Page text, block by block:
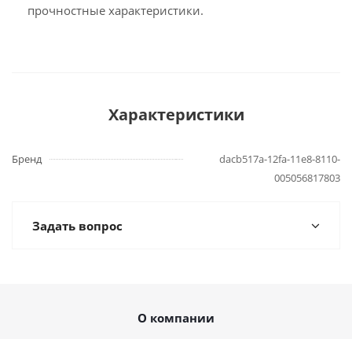
прочностные характеристики.
Характеристики
Бренд
dacb517a-12fa-11e8-8110-
005056817803
Задать вопрос
О компании